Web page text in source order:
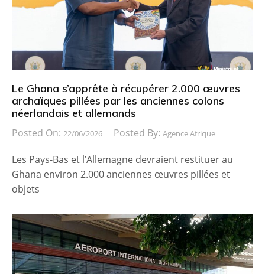
Le Ghana s’apprête à récupérer 2.000 œuvres
archaïques pillées par les anciennes colons
néerlandais et allemands
Posted On: 22/06/2026 Posted By: Agence Afrique
Les Pays-Bas et l’Allemagne devraient restituer au
Ghana environ 2.000 anciennes œuvres pillées et
objets